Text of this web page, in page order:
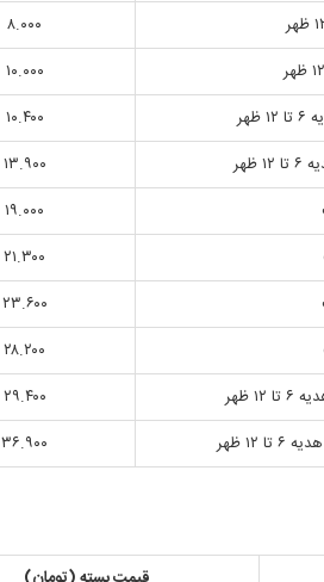
۸.۰۰۰
۱۰.۰۰۰
۱۰.۴۰۰
۱۳.۹۰۰
۱۹.۰۰۰
۲۱.۳۰۰
۲۳.۶۰۰
۲۸.۲۰۰
۲۹.۴۰۰
۳۶.۹۰۰